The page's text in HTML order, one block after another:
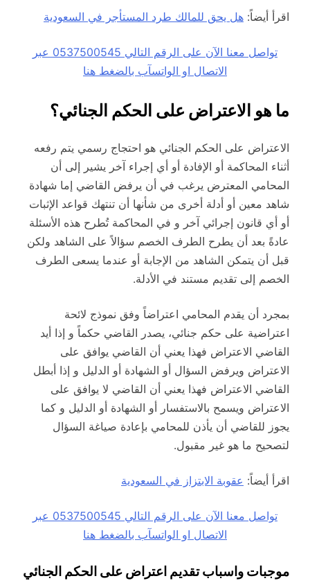
اقرأ أيضاً: هل يحق للمالك طرد المستأجر في السعودية
تواصل معنا الآن على الرقم التالي 0537500545 عبر
الاتصال او الواتسآب بالضغط هنا
ما هو الاعتراض على الحكم الجنائي؟
الاعتراض على الحكم الجنائي هو احتجاج رسمي يتم رفعه
أثناء المحاكمة أو الإفادة أو أي إجراء آخر يشير إلى أن
المحامي المعترض يرغب في أن يرفض القاضي إما شهادة
شاهد معين أو أدلة أخرى من شأنها أن تنتهك قواعد الإثبات
أو أي قانون إجرائي آخر و في المحاكمة تُطرح هذه الأسئلة
عادةً بعد أن يطرح الطرف الخصم سؤالاً على الشاهد ولكن
قبل أن يتمكن الشاهد من الإجابة أو عندما يسعى الطرف
الخصم إلى تقديم مستند في الأدلة.
بمجرد أن يقدم المحامي اعتراضاً وفق نموذج لائحة
اعتراضية على حكم جنائي، يصدر القاضي حكماً و إذا أيد
القاضي الاعتراض فهذا يعني أن القاضي يوافق على
الاعتراض ويرفض السؤال أو الشهادة أو الدليل و إذا أبطل
القاضي الاعتراض فهذا يعني أن القاضي لا يوافق على
الاعتراض ويسمح بالاستفسار أو الشهادة أو الدليل و كما
يجوز للقاضي أن يأذن للمحامي بإعادة صياغة السؤال
لتصحيح ما هو غير مقبول.
اقرأ أيضاً: عقوبة الابتزاز في السعودية
تواصل معنا الآن على الرقم التالي 0537500545 عبر
الاتصال او الواتسآب بالضغط هنا
موجبات واسباب تقديم اعتراض على الحكم الجنائي